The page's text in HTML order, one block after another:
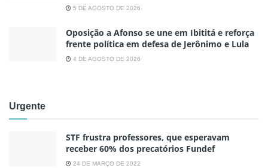
5 DE AGOSTO DE 2026
Oposição a Afonso se une em Ibititá e reforça
frente política em defesa de Jerônimo e Lula
4 DE AGOSTO DE 2026
Urgente
STF frustra professores, que esperavam
receber 60% dos precatórios Fundef
24 DE MARÇO DE 2022